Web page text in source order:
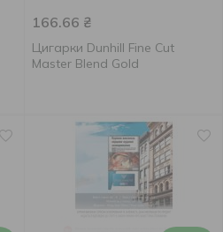
166.66 ₴
Цигарки Dunhill Fine Cut
Master Blend Gold